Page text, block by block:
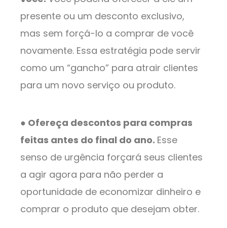
presente ou um desconto exclusivo,
mas sem forçá-lo a comprar de você
novamente. Essa estratégia pode servir
como um “gancho” para atrair clientes
para um novo serviço ou produto.
● Ofereça descontos para compras
feitas antes do final do ano. Esse
senso de urgência forçará seus clientes
a agir agora para não perder a
oportunidade de economizar dinheiro e
comprar o produto que desejam obter.